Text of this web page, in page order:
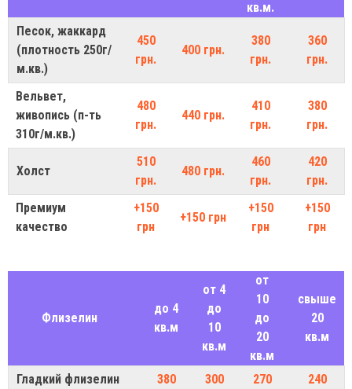
кв.м.
Песок, жаккард
(плотность 250г/
м.кв.)
450
грн.
400 грн.
380
грн.
360
грн.
Вельвет,
живопись (п-ть
310г/м.кв.)
480
грн.
440 грн.
410
грн.
380
грн.
Холст
510
грн.
480 грн.
460
грн.
420
грн.
Премиум
качество
+150
грн
+150 грн
+150
грн
+150
грн
Флизелин
до 4
кв.м
от 4
до
10
кв.м
от
10
до
20
кв.м
свыше
20
кв.м
Гладкий флизелин
380
300
270
240